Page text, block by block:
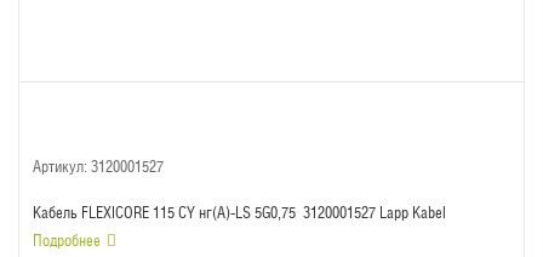
Артикул: 3120001527
Кабель FLEXICORE 115 CY нг(А)-LS 5G0,75 3120001527 Lapp Kabel
Подробнее